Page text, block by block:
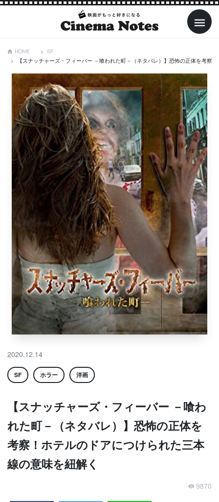
HOME
SF
【スナッチャーズ・フィーバー －喰われた町－（ネタバレ）】恐怖の正体を考察
2020.12.14
SF ホラー 洋画
【スナッチャーズ・フィーバー －喰わ
れた町－（ネタバレ）】恐怖の正体を
考察！ホテルのドアにつけられた三本
線の意味を紐解く
9870